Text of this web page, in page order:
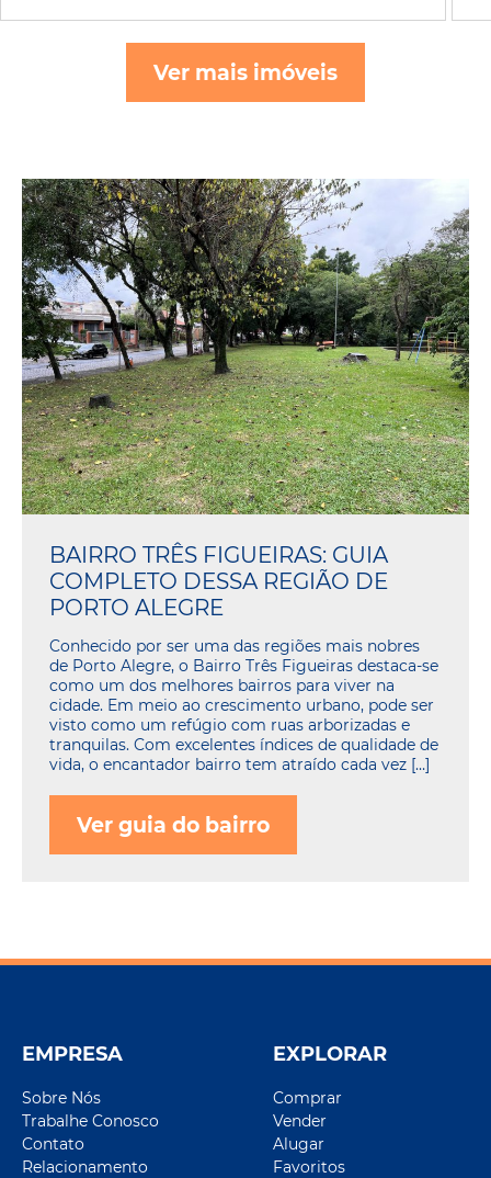
Ver mais imóveis
BAIRRO TRÊS FIGUEIRAS: GUIA
COMPLETO DESSA REGIÃO DE
PORTO ALEGRE
Conhecido por ser uma das regiões mais nobres
de Porto Alegre, o Bairro Três Figueiras destaca-se
como um dos melhores bairros para viver na
cidade. Em meio ao crescimento urbano, pode ser
visto como um refúgio com ruas arborizadas e
tranquilas. Com excelentes índices de qualidade de
vida, o encantador bairro tem atraído cada vez […]
Ver guia do bairro
EMPRESA
Sobre Nós
Trabalhe Conosco
Contato
Relacionamento
EXPLORAR
Comprar
Vender
Alugar
Favoritos